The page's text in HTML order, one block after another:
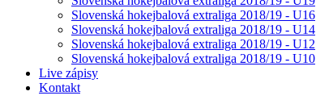
Slovenská hokejbalová extraliga 2018/19 - U16
Slovenská hokejbalová extraliga 2018/19 - U14
Slovenská hokejbalová extraliga 2018/19 - U12
Slovenská hokejbalová extraliga 2018/19 - U10
Live zápisy
Kontakt